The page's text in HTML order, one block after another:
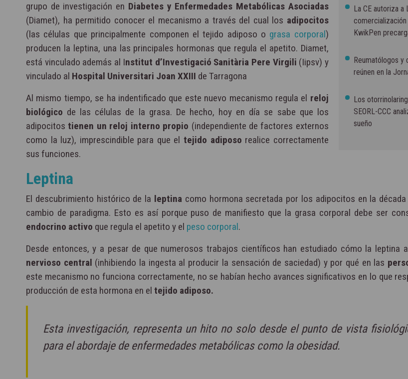
La CE autoriza a
comercialización
KwikPen
Reumatólogos y
reúnen en la
Los
SEORL-CCC
sueño
grupo de investigación en Diabetes y Enfermedades Metabólicas Asociadas
(Diamet), ha permitido conocer el mecanismo a través del cual los adipocitos
(las células que principalmente componen el tejido adiposo o grasa corporal)
producen la leptina, una las principales hormonas que regula el apetito. Diamet,
está vinculado además al Institut d’Investigació Sanitària Pere Virgili (Iipsv) y
vinculado al Hospital Universitari Joan XXIII de Tarragona
Al mismo tiempo, se ha indentificado que este nuevo mecanismo regula el reloj
biológico de las células de la grasa. De hecho, hoy en día se sabe que los
adipocitos tienen un reloj interno propio (independiente de factores externos
como la luz), imprescindible para que el tejido adiposo realice correctamente
sus funciones.
Leptina
El descubrimiento histórico de la leptina como hormona secretada por los adipocitos en la
cambio de paradigma. Esto es así porque puso de manifiesto que la grasa corporal debe ser
endocrino activo que regula el apetito y el peso corporal.
Desde entonces, y a pesar de que numerosos trabajos científicos han estudiado cómo la leptina
nervioso central (inhibiendo la ingesta al producir la sensación de saciedad) y por qué en las
este mecanismo no funciona correctamente, no se habían hecho avances significativos en lo que
producción de esta hormona en el tejido adiposo.
Esta investigación, representa un hito no solo desde el punto de vista
para el abordaje de enfermedades metabólicas como la obesidad.